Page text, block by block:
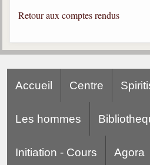
Bibliothèque
Ouvrages
Documents
Bulletins "Le Spiritisme"
Newsletters
Retour aux comptes rendus
Accueil Centre
Les hommes
Initiation - Cours Agora